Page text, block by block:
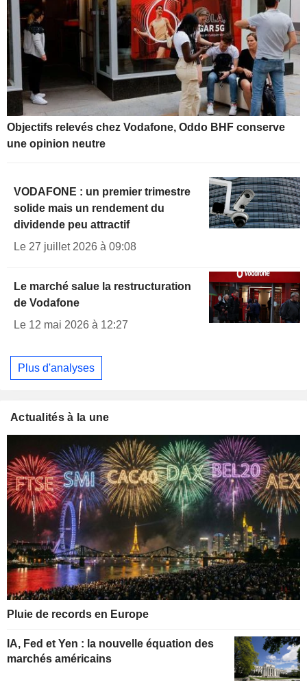
Objectifs relevés chez Vodafone, Oddo BHF conserve
une opinion neutre
VODAFONE : un premier trimestre
solide mais un rendement du
dividende peu attractif
Le 27 juillet 2026 à 09:08
Le marché salue la restructuration
de Vodafone
Le 12 mai 2026 à 12:27
Plus d'analyses
Actualités à la une
Pluie de records en Europe
IA, Fed et Yen : la nouvelle équation des
marchés américains